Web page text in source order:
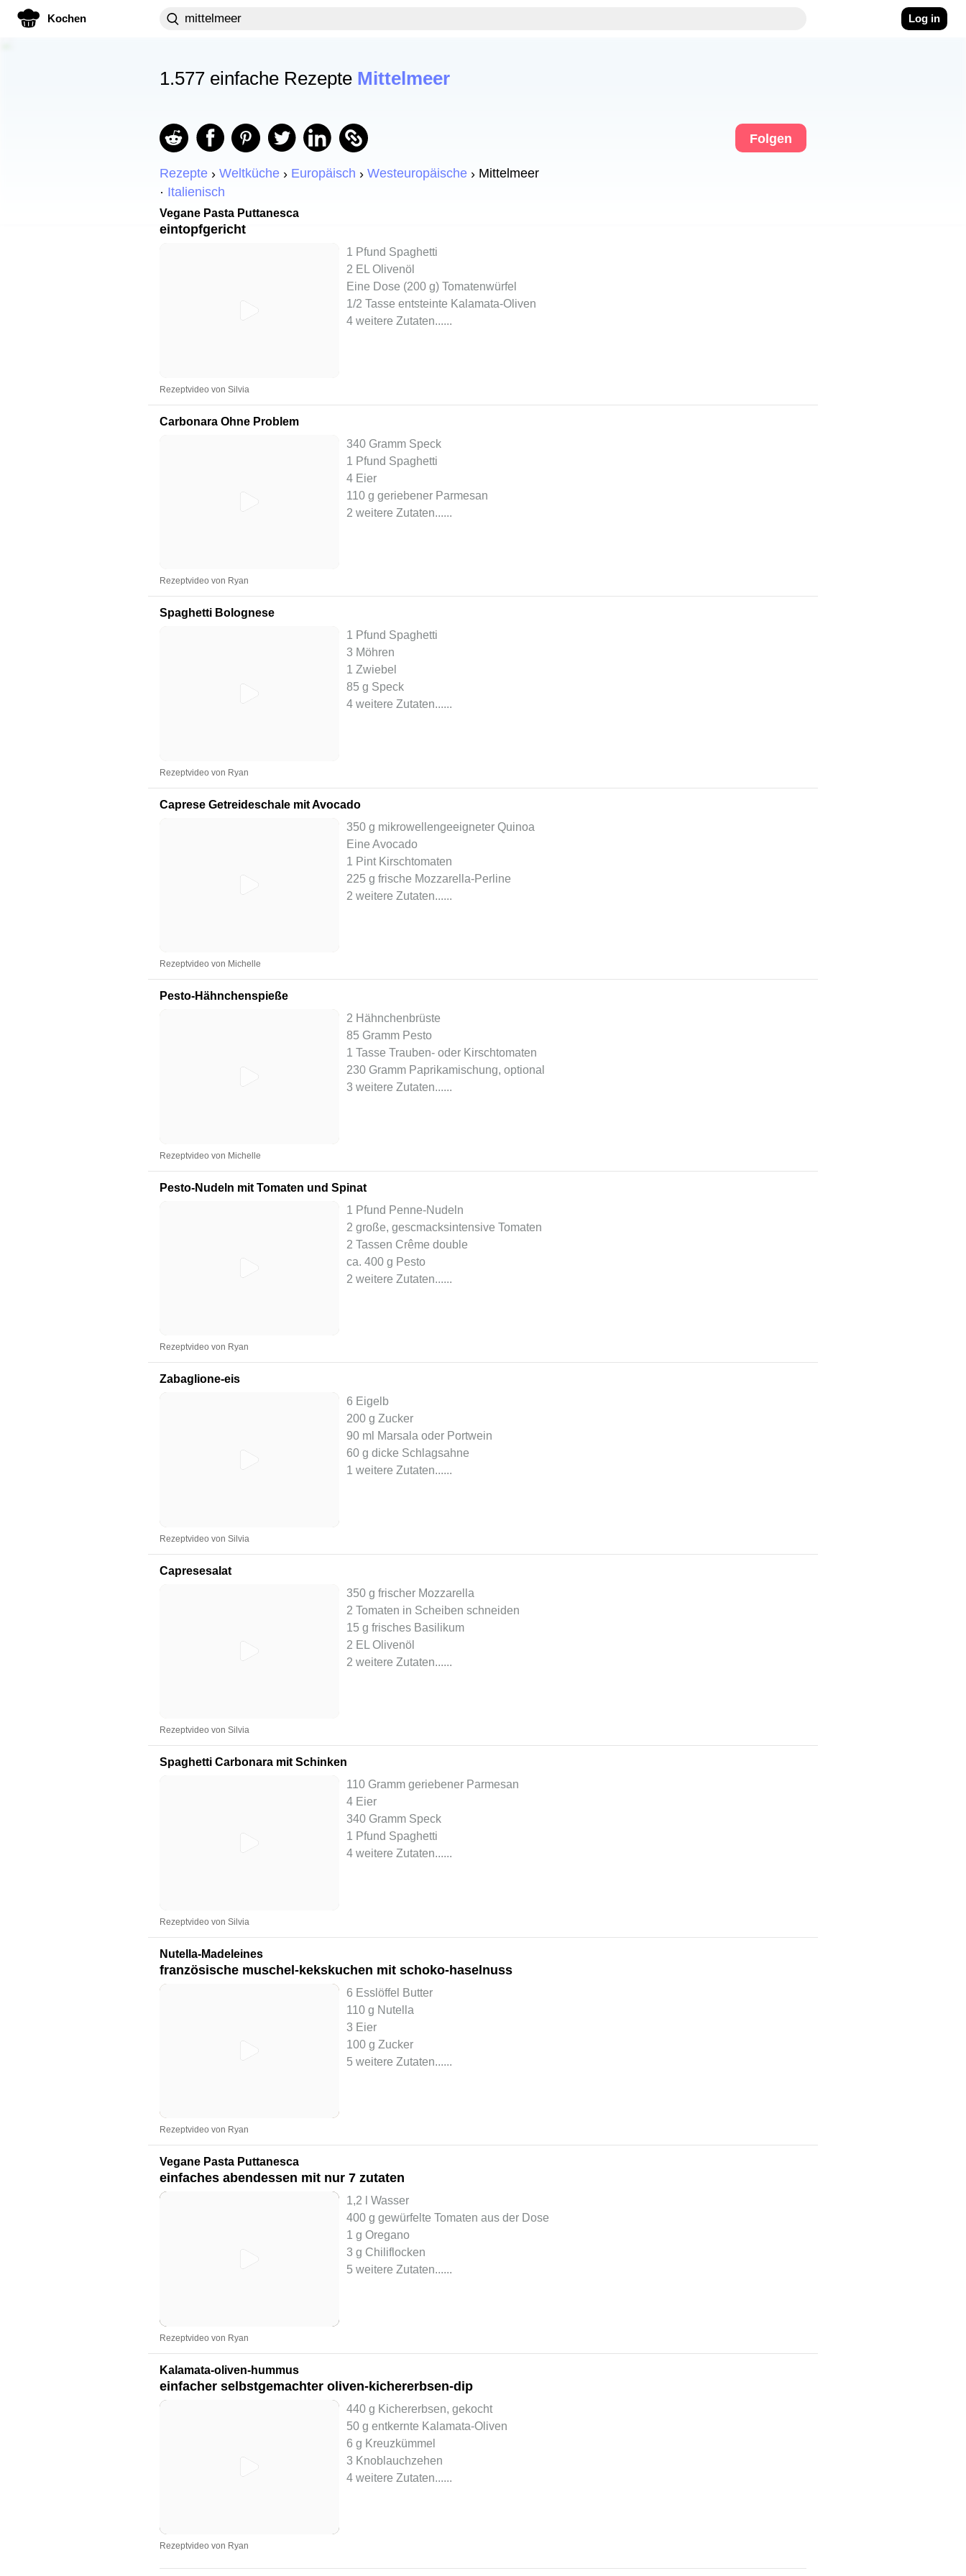
Kochen Log in
1.577 einfache Rezepte Mittelmeer
Folgen
Rezepte Weltküche Europäisch Westeuropäische
Mittelmeer
Italienisch
Vegane Pasta Puttanesca
eintopfgericht
1 Pfund Spaghetti
2 EL Olivenöl
Eine Dose (200 g) Tomatenwürfel
1/2 Tasse entsteinte Kalamata-Oliven
4 weitere Zutaten......
Rezeptvideo von Silvia
Carbonara Ohne Problem
340 Gramm Speck
1 Pfund Spaghetti
4 Eier
110 g geriebener Parmesan
2 weitere Zutaten...
Rezeptvideo von Ryan
Spaghetti Bolognese
1 Pfund Spaghetti
3 Möhren
1 Zwiebel
85 g Speck
4 weitere Zutaten......
Rezeptvideo von Ryan
Caprese Getreideschale mit Avocado
350 g mikrowellengeeigneter Quinoa
Eine Avocado
1 Pint Kirschtomaten
225 g frische Mozzarella-Perline
2 weitere Zutaten...
Rezeptvideo von Michelle
Pesto-Hähnchenspieße
2 Hähnchenbrüste
85 Gramm Pesto
1 Tasse Trauben- oder Kirschtomaten
230 Gramm Paprikamischung, optional
3 weitere Zutaten......
Rezeptvideo von Michelle
Pesto-Nudeln mit Tomaten und Spinat
1 Pfund Penne-Nudeln
2 große, gescmacksintensive Tomaten
2 Tassen Crême double
ca. 400 g Pesto
2 weitere Zutaten...
Rezeptvideo von Ryan
Zabaglione-eis
6 Eigelb
200 g Zucker
90 ml Marsala oder Portwein
60 g dicke Schlagsahne
1 weitere Zutaten......
Rezeptvideo von Silvia
Capresesalat
350 g frischer Mozzarella
2 Tomaten in Scheiben schneiden
15 g frisches Basilikum
2 EL Olivenöl
2 weitere Zutaten...
Rezeptvideo von Silvia
Spaghetti Carbonara mit Schinken
110 Gramm geriebener Parmesan
4 Eier
340 Gramm Speck
1 Pfund Spaghetti
4 weitere Zutaten......
Rezeptvideo von Silvia
Nutella-Madeleines
französische muschel-kekskuchen mit schoko-haselnuss
6 Esslöffel Butter
110 g Nutella
3 Eier
100 g Zucker
5 weitere Zutaten...
Rezeptvideo von Ryan
Vegane Pasta Puttanesca
einfaches abendessen mit nur 7 zutaten
1,2 l Wasser
400 g gewürfelte Tomaten aus der Dose
1 g Oregano
3 g Chiliflocken
5 weitere Zutaten......
Rezeptvideo von Ryan
Kalamata-oliven-hummus
einfacher selbstgemachter oliven-kichererbsen-dip
440 g Kichererbsen, gekocht
50 g entkernte Kalamata-Oliven
6 g Kreuzkümmel
3 Knoblauchzehen
4 weitere Zutaten...
Rezeptvideo von Ryan